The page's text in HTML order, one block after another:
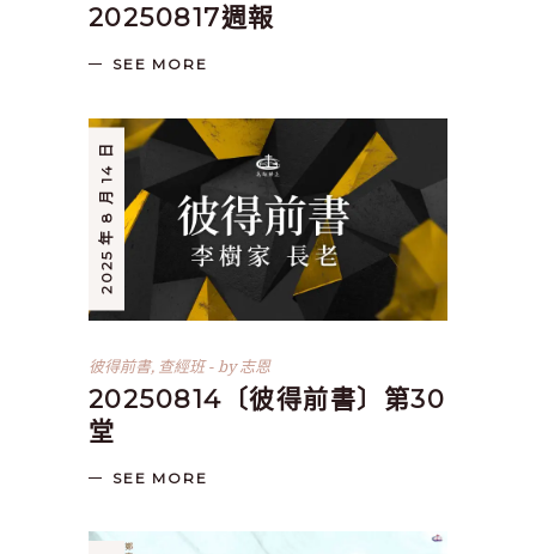
20250817週報
SEE MORE
2025 年 8 月 14 日
彼得前書, 查經班 by志恩
20250814〔彼得前書〕第30
堂
SEE MORE